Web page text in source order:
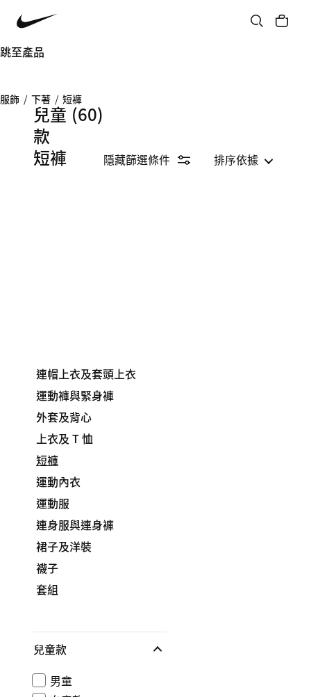
跳至產品
服飾 / 下著 / 短褲
兒童
款
短褲
(60)
隱藏篩選條件 排序依據
連帽上衣及套頭上衣
運動褲與緊身褲
外套及背心
上衣及 T 恤
短褲
運動內衣
運動服
連身服與連身褲
裙子及洋裝
襪子
套組
兒童款
男童